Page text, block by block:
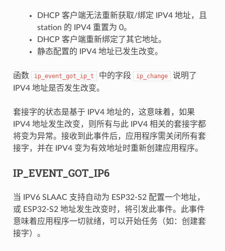
DHCP 客户端无法重新获取/绑定 IPV4 地址，且
station 的 IPV4 重置为 0。
DHCP 客户端重新绑定了其它地址。
静态配置的 IPV4 地址已发生改变。
函数 ip_event_got_ip_t 中的字段 ip_change
说明了
IPV4 地址是否发生改变。
套接字的状态是基于 IPV4 地址的，这意味着，如果
IPV4 地址发生改变，则所有与此 IPV4 相关的套接字都
将变为异常。接收到此事件后，应用程序需关闭所有套
接字，并在 IPV4 变为有效地址时重新创建应用程序。
IP_EVENT_GOT_IP6
当 IPV6 SLAAC 支持自动为 ESP32-S2 配置一个地址，
或 ESP32-S2 地址发生改变时，将引发此事件。此事件
意味着应用程序一切就绪，可以开始任务（如：创建套
接字）。